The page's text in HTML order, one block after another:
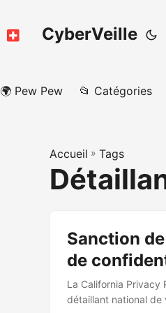
CyberVeille
🌍 Pew Pew 📂 Catégories
Accueil » Tags
Sanction
de
La California Privacy
détaillant national de